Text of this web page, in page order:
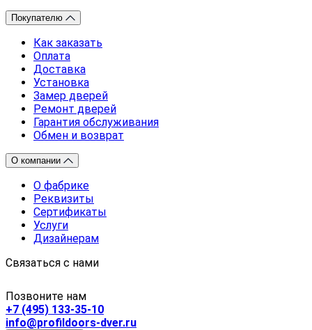
Покупателю
Как заказать
Оплата
Доставка
Установка
Замер дверей
Ремонт дверей
Гарантия обслуживания
Обмен и возврат
О компании
О фабрике
Реквизиты
Сертификаты
Услуги
Дизайнерам
Связаться с нами
Позвоните нам
+7 (495) 133-35-10
info@profildoors-dver.ru